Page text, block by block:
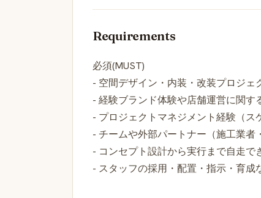
Requirements
必須(MUST)
- 空間デザイン・内装・改装プロジ
- 経験ブランド体験や店舗運営に関す
- プロジェクトマネジメント経験（ス
- チームや外部パートナー（施工業
- コンセプト設計から実行まで自走で
- スタッフの採用・配置・指示・育成